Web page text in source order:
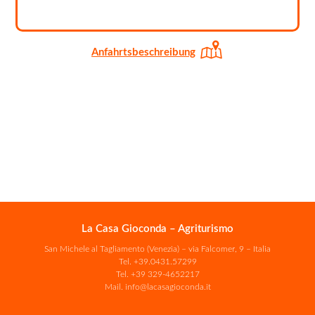
Anfahrtsbeschreibung
La Casa Gioconda – Agriturismo
San Michele al Tagliamento (Venezia) – via Falcomer, 9 – Italia
Tel. +39.0431.57299
Tel. +39 329-4652217
Mail. info@lacasagioconda.it